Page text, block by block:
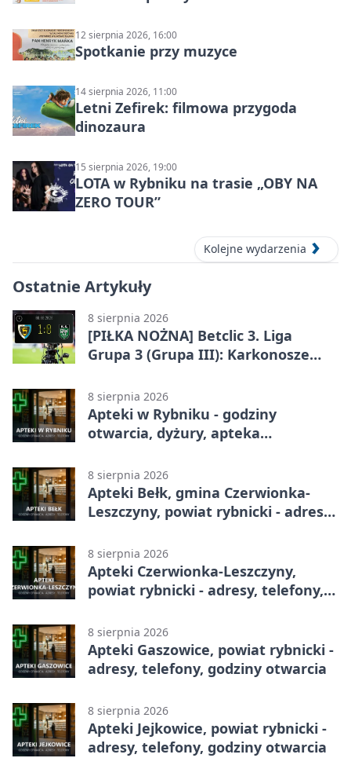
12 sierpnia 2026, 16:00
Spotkanie przy muzyce
14 sierpnia 2026, 11:00
Letni Zefirek: filmowa przygoda
dinozaura
15 sierpnia 2026, 19:00
LOTA w Rybniku na trasie „OBY NA
ZERO TOUR”
Kolejne wydarzenia
Ostatnie Artykuły
8 sierpnia 2026
[PIŁKA NOŻNA] Betclic 3. Liga
Grupa 3 (Grupa III): Karkonosze
8 sierpnia 2026
Apteki w Rybniku - godziny
otwarcia, dyżury, apteka
8 sierpnia 2026
Apteki Bełk, gmina Czerwionka-
Leszczyny, powiat rybnicki - adresy,
8 sierpnia 2026
Apteki Czerwionka-Leszczyny,
powiat rybnicki - adresy, telefony,
8 sierpnia 2026
Apteki Gaszowice, powiat rybnicki -
adresy, telefony, godziny otwarcia
8 sierpnia 2026
Apteki Jejkowice, powiat rybnicki -
adresy, telefony, godziny otwarcia